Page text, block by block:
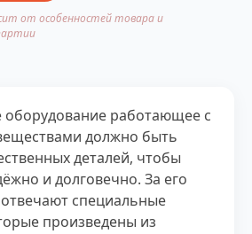
от особенностей товара и
работающее с
должно быть
деталей, чтобы
и долговечно. За его
специальные
произведены из